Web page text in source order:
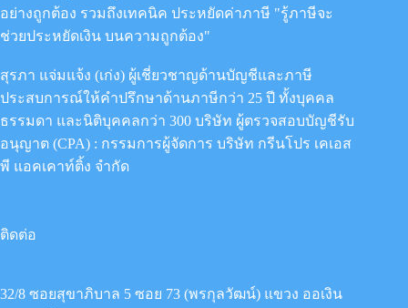
อย่างถูกต้อง รวมถึงเทคนิค ประหยัดค่าภาษี "รู้ภาษีจะ
ช่วยประหยัดเงิน บนความถูกต้อง"
สุรภา แจ่มแจ้ง (เก่ง) ผู้เชี่ยวชาญด้านบัญชีและภาษี
ประสบการณ์ให้คำปรึกษาด้านภาษีกว่า 25 ปี ทั้งบุคคล
ธรรมดา และนิติบุคคลกว่า 300 บริษัท ผู้ตรวจสอบบัญชีรับ
อนุญาต (CPA) : กรรมการผู้จัดการ บริษัท กรีนโปร เคเอส
พี แอคเคาท์ติ้ง จำกัด
ติดต่อ
32/8 ซอยสุขาภิบาล 5 ซอย 73 (พรกุลวัฒน์) แขวง ออเงิน